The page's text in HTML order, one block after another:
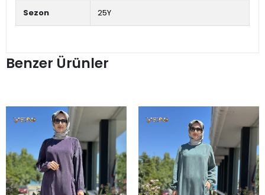
Sezon 25Y
Benzer Ürünler